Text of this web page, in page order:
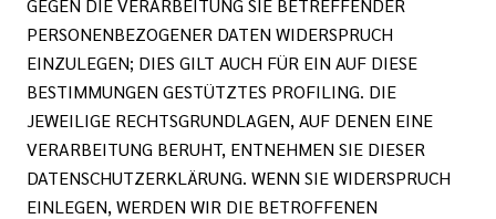
GEGEN DIE VERARBEITUNG SIE BETREFFENDER
PERSONENBEZOGENER DATEN WIDERSPRUCH
EINZULEGEN; DIES GILT AUCH FÜR EIN AUF DIESE
BESTIMMUNGEN GESTÜTZTES PROFILING. DIE
JEWEILIGE RECHTSGRUNDLAGEN, AUF DENEN EINE
VERARBEITUNG BERUHT, ENTNEHMEN SIE DIESER
DATENSCHUTZERKLÄRUNG. WENN SIE WIDERSPRUCH
EINLEGEN, WERDEN WIR DIE BETROFFENEN